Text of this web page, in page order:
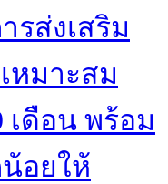
รส่งเสริม
หมาะสม
ดือน พร้อม
อยให้